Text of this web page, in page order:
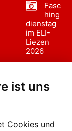
ist uns
Cookies und
Fasc
hing
dienstag
im ELI-
Liezen
2026
sumzug
Liezen